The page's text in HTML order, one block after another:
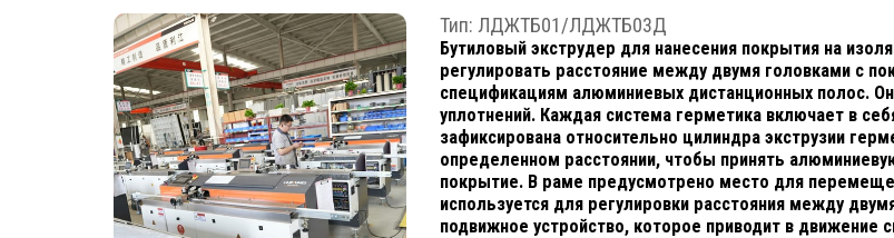
Тип: ЛДЖТБ01/ЛДЖТБ03Д
Бутиловый экструдер для нанесения покрытия на
регулировать расстояние между двумя головками с
спецификациям алюминиевых дистанционных полос.
уплотнений. Каждая система герметика включает в
зафиксирована относительно цилиндра экструзии
определенном расстоянии, чтобы принять
покрытие. В раме предусмотрено место для
используется для регулировки расстояния между
подвижное устройство, которое приводит в